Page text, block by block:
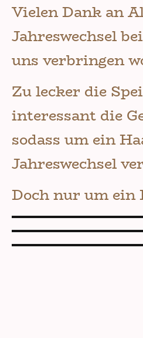
Vielen Dank an
Jahreswechsel
uns verbringen
Zu lecker die
interessant die
sodass um ein
Jahreswechsel
Doch nur um ein